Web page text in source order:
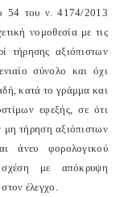
54 του ν. 4174/2013
νομοθεσία με τις
τήρησης αξιόπιστων
σύνολο και όχι
κατά το γράμμα και
εφεξής, σε ότι
μη τήρηση αξιόπιστων
άνευ φορολογικού
σχέση με απόκρυψη
έλεγχο.